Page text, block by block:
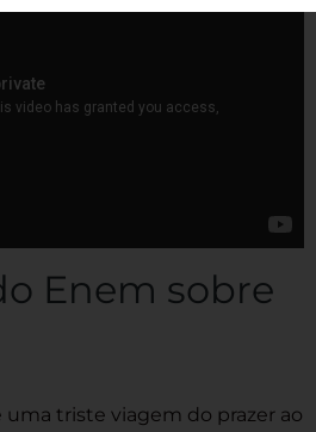
Enem sobre
triste viagem do prazer ao